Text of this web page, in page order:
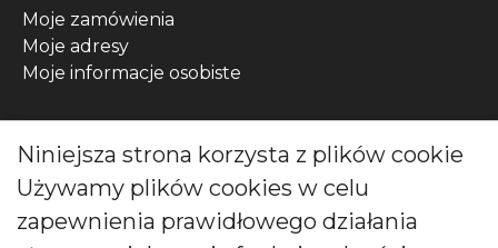
Moje zamówienia
Moje adresy
Moje informacje osobiste
ul. Wójcicka 12, 55-200 Bystrzyca, Polska
Zadzwoń do nas pod numer:
Niniejsza strona korzysta z plików cookie
Używamy plików cookies w celu
zapewnienia prawidłowego działania